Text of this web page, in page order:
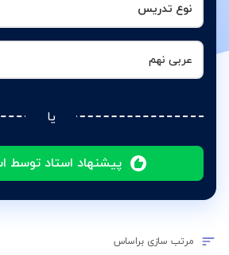
نوع تدریس
عربی نهم
یا
پیشنهاد استاد توسط
مرتب سازی براساس